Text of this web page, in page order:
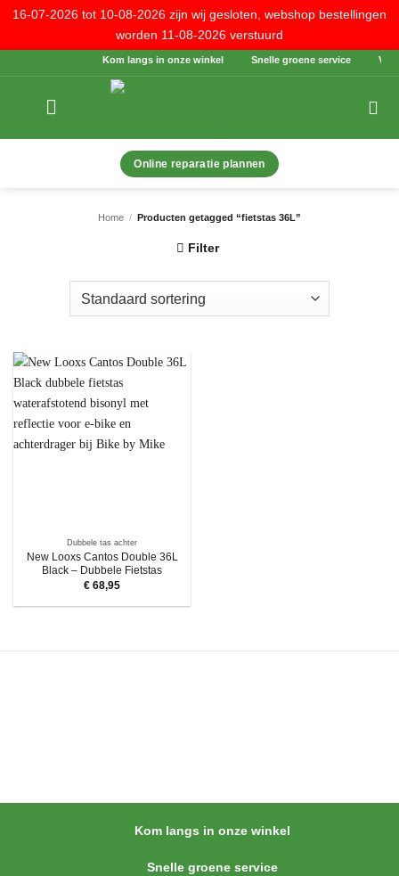
16-07-2026 tot 10-08-2026 zijn wij gesloten, webshop bestellingen
worden 11-08-2026 verstuurd
naar
Kom langs in onze winkel Snelle groene service
Online reparatie plannen
Home / Producten getagged “fietstas 36L”
Filter
Dubbele tas achter
New Looxs Cantos Double 36L
Black – Dubbele Fietstas
€ 68,95
Kom langs in onze winkel
Snelle groene service